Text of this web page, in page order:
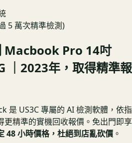
5 萬次精準檢測)
Macbook Pro 14吋
｜2023年 ，取得精準報
是 US3C 專屬的 AI 檢測軟體，依指
精準的實機回收報價。 免出門即享
48 小時價格，杜絕到店亂砍價 。